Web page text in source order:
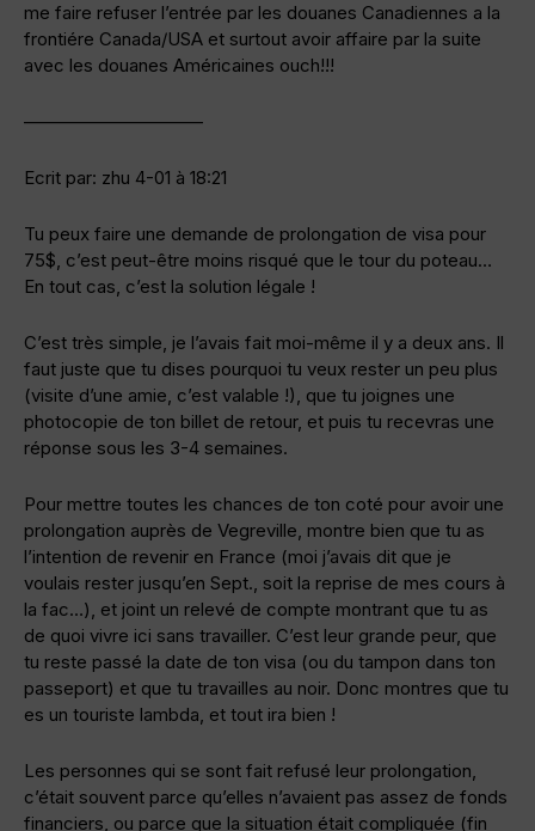
me faire refuser l’entrée par les douanes Canadiennes a la
frontiére Canada/USA et surtout avoir affaire par la suite
avec les douanes Américaines ouch!!!
——————————
Ecrit par: zhu 4-01 à 18:21
Tu peux faire une demande de prolongation de visa pour
75$, c’est peut-être moins risqué que le tour du poteau…
En tout cas, c’est la solution légale !
C’est très simple, je l’avais fait moi-même il y a deux ans. Il
faut juste que tu dises pourquoi tu veux rester un peu plus
(visite d’une amie, c’est valable !), que tu joignes une
photocopie de ton billet de retour, et puis tu recevras une
réponse sous les 3-4 semaines.
Pour mettre toutes les chances de ton coté pour avoir une
prolongation auprès de Vegreville, montre bien que tu as
l’intention de revenir en France (moi j’avais dit que je
voulais rester jusqu’en Sept., soit la reprise de mes cours à
la fac…), et joint un relevé de compte montrant que tu as
de quoi vivre ici sans travailler. C’est leur grande peur, que
tu reste passé la date de ton visa (ou du tampon dans ton
passeport) et que tu travailles au noir. Donc montres que tu
es un touriste lambda, et tout ira bien !
Les personnes qui se sont fait refusé leur prolongation,
c’était souvent parce qu’elles n’avaient pas assez de fonds
financiers, ou parce que la situation était compliquée (fin